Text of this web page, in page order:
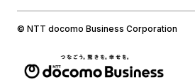
© NTT docomo Business Corporation